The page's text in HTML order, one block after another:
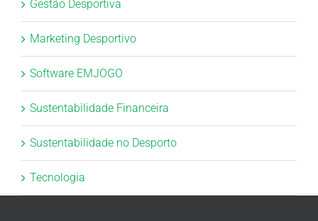
Gestão Desportiva
Marketing Desportivo
Software EMJOGO
Sustentabilidade Financeira
Sustentabilidade no Desporto
Tecnologia